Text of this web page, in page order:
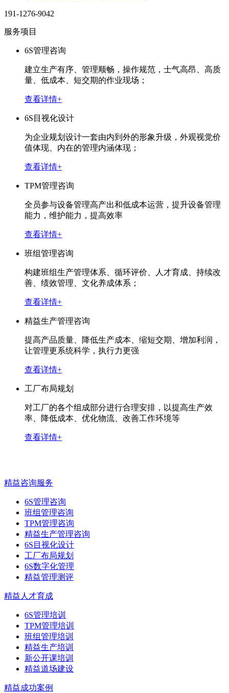
191-1276-9042
服务项目
6S管理咨询
建立生产有序、管理顺畅，操作规范，士气高昂、高质
量、低成本、短交期的作业现场；
查看详情+
6S目视化设计
为企业规划设计一套由内到外的形象升级，外观视觉价
值体现、内在的管理内涵体现；
查看详情+
TPM管理咨询
全员参与设备管理高产出和低成本运营，提升设备管理
能力，维护能力，提高效率
查看详情+
班组管理咨询
构建班组生产管理体系、循环评价、人才育成、持续改
善、绩效管理、文化养成体系；
查看详情+
精益生产管理咨询
提高产品质量、降低生产成本、缩短交期、增加利润，
让管理更系统科学，执行力更强
查看详情+
工厂布局规划
对工厂的各个组成部分进行合理安排，以提高生产效
率、降低成本、优化物流、改善工作环境等
查看详情+
精益咨询服务
6S管理咨询
班组管理咨询
TPM管理咨询
精益生产管理咨询
6S目视化设计
工厂布局规划
6S数字化管理
精益管理测评
精益人才育成
6S管理培训
TPM管理培训
班组管理培训
精益生产培训
新公开课培训
精益道场建设
精益成功案例